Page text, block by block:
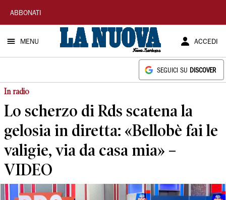
La
Nuova
Sardegna
ABBONATI
MENU ACCEDI
SEGUICI SU DISCOVER
In radio
Lo scherzo di Rds scatena la
gelosia in diretta: «Bellobè fai le
valigie, via da casa mia» –
VIDEO